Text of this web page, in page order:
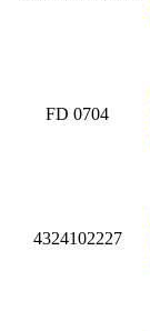
FD 0704
4324102227